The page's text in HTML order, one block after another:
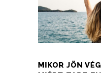
MIKOR JÖN